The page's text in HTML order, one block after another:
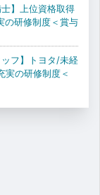
】上位資格取得
の研修制度＜賞与
ッフ】トヨタ/未経
実の研修制度＜